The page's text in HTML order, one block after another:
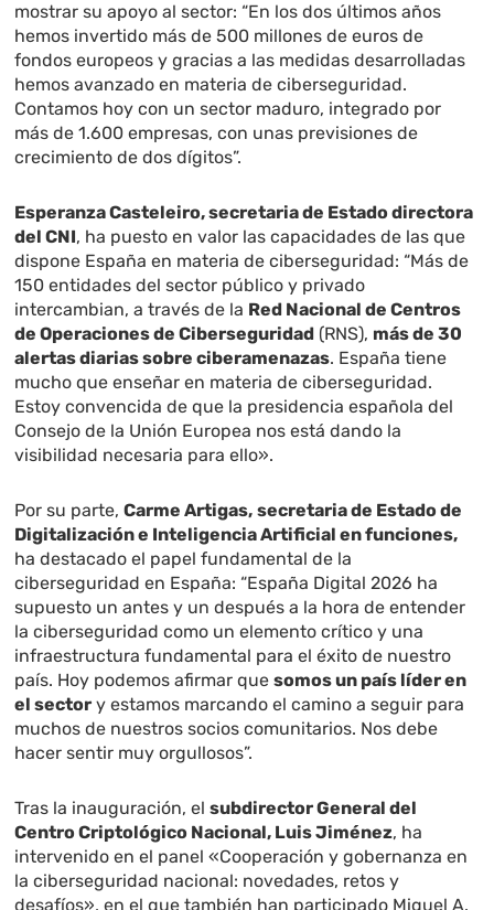
mostrar su apoyo al sector: “En los dos últimos años
hemos invertido más de 500 millones de euros de
fondos europeos y gracias a las medidas desarrolladas
hemos avanzado en materia de ciberseguridad.
Contamos hoy con un sector maduro, integrado por
más de 1.600 empresas, con unas previsiones de
crecimiento de dos dígitos”.
Esperanza Casteleiro, secretaria de Estado directora
del CNI, ha puesto en valor las capacidades de las que
dispone España en materia de ciberseguridad: “Más de
150 entidades del sector público y privado
intercambian, a través de la Red Nacional de Centros
de Operaciones de Ciberseguridad (RNS), más de 30
alertas diarias sobre ciberamenazas. España tiene
mucho que enseñar en materia de ciberseguridad.
Estoy convencida de que la presidencia española del
Consejo de la Unión Europea nos está dando la
visibilidad necesaria para ello».
Por su parte,Carme Artigas, secretaria de Estado de
Digitalización e Inteligencia Artificial en funciones,
ha destacado el papel fundamental de la
ciberseguridad en España: “España Digital 2026 ha
supuesto un antes y un después a la hora de entender
la ciberseguridad como un elemento crítico y una
infraestructura fundamental para el éxito de nuestro
país. Hoy podemos afirmar quesomos un país líder en
el sector y estamos marcando el camino a seguir para
muchos de nuestros socios comunitarios. Nos debe
hacer sentir muy orgullosos”.
Tras la inauguración, elsubdirector General del
Centro Criptológico Nacional, Luis Jiménez, ha
intervenido en el panel «Cooperación y gobernanza en
la ciberseguridad nacional: novedades, retos y
desafíos», en el que también han participado Miguel A.